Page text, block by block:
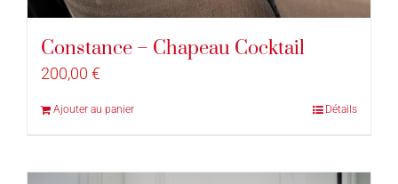
Constance – Chapeau Cocktail
200,00 €
Ajouter au panier Détails